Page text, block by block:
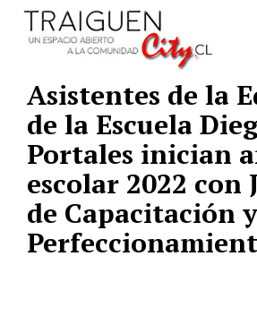
Asistentes de la
de la Escuela
Portales inician
escolar 2022 con
de Capacitación y